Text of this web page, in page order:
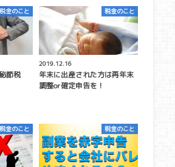
税金のこと
節税
税金のこと
2019.12.16
年末に出産された方は再年末
調整or確定申告を！
税金のこと 税金のこと